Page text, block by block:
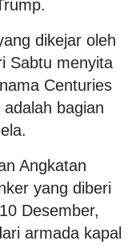
dikejar oleh
Sabtu menyita
Centuries
bagian
Angkatan
yang diberi
Desember,
armada kapal